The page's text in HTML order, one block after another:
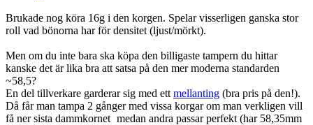
Brukade nog köra 16g i den korgen. Spelar visserligen ganska stor
roll vad bönorna har för densitet (ljust/mörkt).
Men om du inte bara ska köpa den billigaste tampern du hittar
kanske det är lika bra att satsa på den mer moderna standarden
~58,5?
En del tillverkare garderar sig med ett mellanting (bra pris på den!).
Då får man tampa 2 gånger med vissa korgar om man verkligen vill
få ner sista dammkornet medan andra passar perfekt (har 58,35mm